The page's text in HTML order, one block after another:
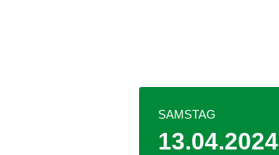
SAMSTAG
13.04.2024